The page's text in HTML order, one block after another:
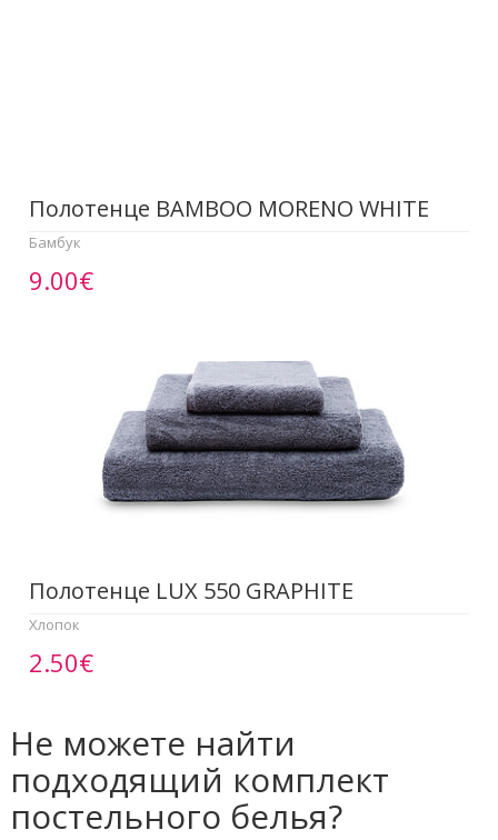
Полотенце BAMBOO MORENO WHITE
Бамбук
9.00€
Полотенце LUX 550 GRAPHITE
Хлопок
2.50€
Не можете найти
подходящий комплект
постельного белья?